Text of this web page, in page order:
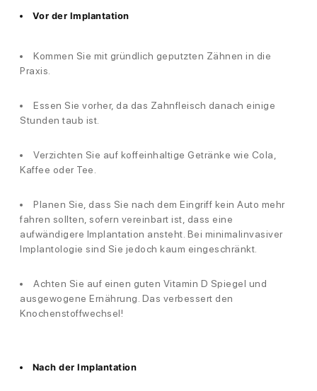
Vor der Implantation
Kommen Sie mit gründlich geputzten Zähnen in die
Praxis.
Essen Sie vorher, da das Zahnfleisch danach einige
Stunden taub ist.
Verzichten Sie auf koffeinhaltige Getränke wie Cola,
Kaffee oder Tee.
Planen Sie, dass Sie nach dem Eingriff kein Auto mehr
fahren sollten, sofern vereinbart ist, dass eine
aufwändigere Implantation ansteht. Bei minimalinvasiver
Implantologie sind Sie jedoch kaum eingeschränkt.
Achten Sie auf einen guten Vitamin D Spiegel und
ausgewogene Ernährung. Das verbessert den
Knochenstoffwechsel!
Nach der Implantation